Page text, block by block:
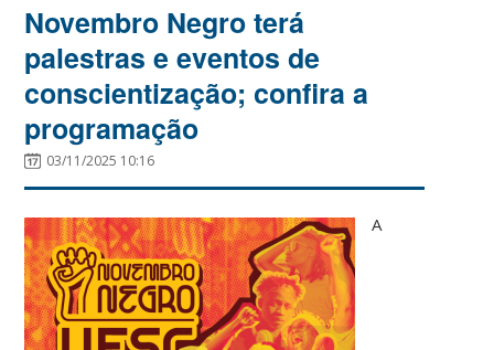
Novembro Negro terá
palestras e eventos de
conscientização; confira a
programação
03/11/2025 10:16
A